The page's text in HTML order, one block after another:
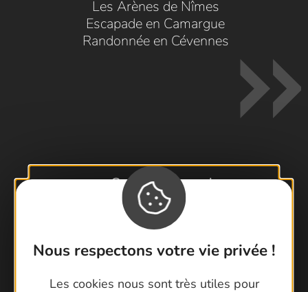
Nous respectons votre vie privée !
Les cookies nous sont très utiles pour
Les Arènes de Nîmes
Escapade en Camargue
Randonnée en Cévennes
Contactez-nous !
Foire aux questions
Brochures
Cartoguides et Topoguides